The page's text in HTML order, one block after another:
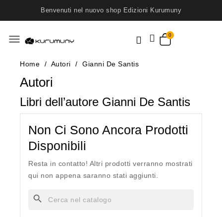
Benvenuti nel nuovo shop Edizioni Kurumuny
menu
Home Autori Gianni De Santis
Autori
Libri dell’autore Gianni De Santis
Non Ci Sono Ancora Prodotti
Disponibili
Resta in contatto! Altri prodotti verranno mostrati
qui non appena saranno stati aggiunti.
search